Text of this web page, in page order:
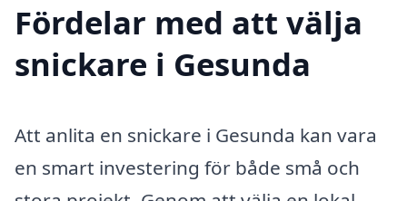
Fördelar med att välja
snickare i Gesunda
Att anlita en snickare i Gesunda kan vara
en smart investering för både små och